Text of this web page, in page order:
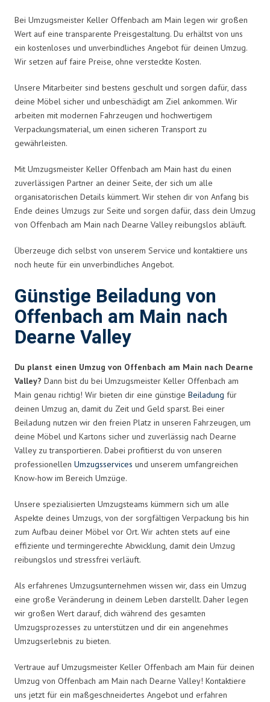
Bei Umzugsmeister Keller Offenbach am Main legen wir großen
Wert auf eine transparente Preisgestaltung. Du erhältst von uns
ein kostenloses und unverbindliches Angebot für deinen Umzug.
Wir setzen auf faire Preise, ohne versteckte Kosten.
Unsere Mitarbeiter sind bestens geschult und sorgen dafür, dass
deine Möbel sicher und unbeschädigt am Ziel ankommen. Wir
arbeiten mit modernen Fahrzeugen und hochwertigem
Verpackungsmaterial, um einen sicheren Transport zu
gewährleisten.
Mit Umzugsmeister Keller Offenbach am Main hast du einen
zuverlässigen Partner an deiner Seite, der sich um alle
organisatorischen Details kümmert. Wir stehen dir von Anfang bis
Ende deines Umzugs zur Seite und sorgen dafür, dass dein Umzug
von Offenbach am Main nach Dearne Valley reibungslos abläuft.
Überzeuge dich selbst von unserem Service und kontaktiere uns
noch heute für ein unverbindliches Angebot.
Günstige Beiladung von
Offenbach am Main nach
Dearne Valley
Du planst einen Umzug von Offenbach am Main nach Dearne
Valley? Dann bist du bei Umzugsmeister Keller Offenbach am
Main genau richtig! Wir bieten dir eine günstige Beiladung für
deinen Umzug an, damit du Zeit und Geld sparst. Bei einer
Beiladung nutzen wir den freien Platz in unseren Fahrzeugen, um
deine Möbel und Kartons sicher und zuverlässig nach Dearne
Valley zu transportieren. Dabei profitierst du von unseren
professionellen Umzugsservices und unserem umfangreichen
Know-how im Bereich Umzüge.
Unsere spezialisierten Umzugsteams kümmern sich um alle
Aspekte deines Umzugs, von der sorgfältigen Verpackung bis hin
zum Aufbau deiner Möbel vor Ort. Wir achten stets auf eine
effiziente und termingerechte Abwicklung, damit dein Umzug
reibungslos und stressfrei verläuft.
Als erfahrenes Umzugsunternehmen wissen wir, dass ein Umzug
eine große Veränderung in deinem Leben darstellt. Daher legen
wir großen Wert darauf, dich während des gesamten
Umzugsprozesses zu unterstützen und dir ein angenehmes
Umzugserlebnis zu bieten.
Vertraue auf Umzugsmeister Keller Offenbach am Main für deinen
Umzug von Offenbach am Main nach Dearne Valley! Kontaktiere
uns jetzt für ein maßgeschneidertes Angebot und erfahren